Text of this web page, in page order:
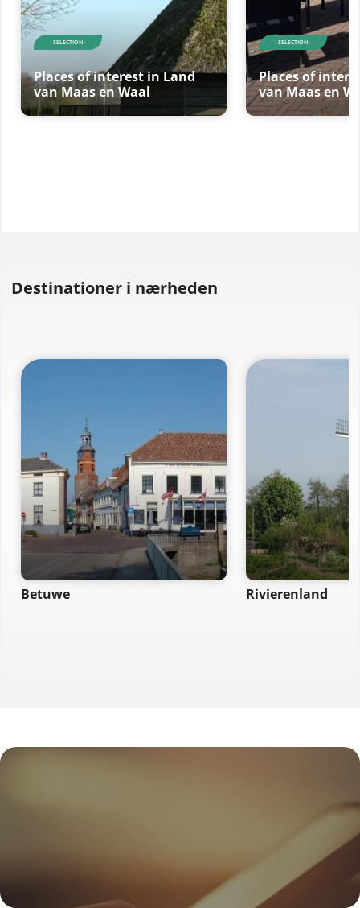
- SELECTION -
Places of interest in Land
van Maas en Waal
- SELECTION -
Places of
van Maas en
Destinationer i nærheden
Betuwe Rivierenland